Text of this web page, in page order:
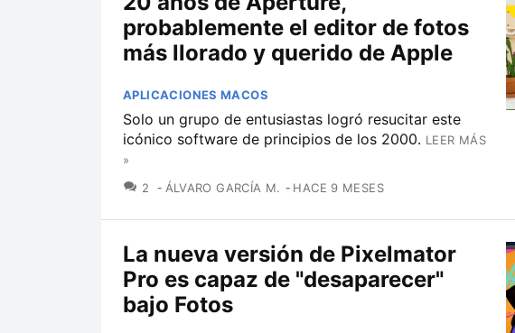
probablemente el editor de fotos
más llorado y querido de Apple
APLICACIONES MACOS
Solo un grupo de entusiastas logró resucitar este
icónico software de principios de los 2000. LEER MÁS
»
2
COMENTARIOS
ÁLVARO GARCÍA M. HACE 9 MESES
La nueva versión de Pixelmator
Pro es capaz de "desaparecer"
bajo Fotos